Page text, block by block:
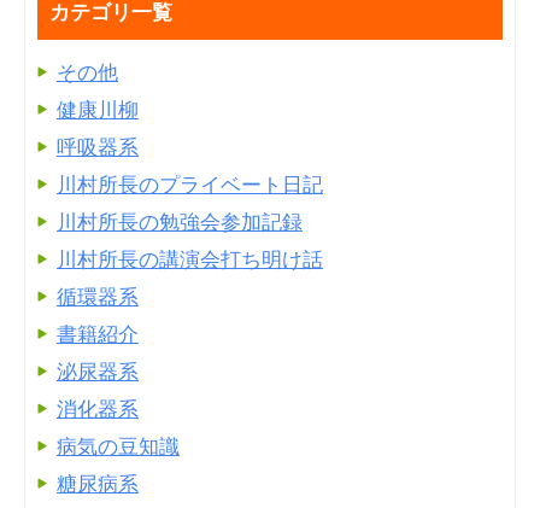
カテゴリ一覧
その他
健康川柳
呼吸器系
川村所長のプライベート日記
川村所長の勉強会参加記録
川村所長の講演会打ち明け話
循環器系
書籍紹介
泌尿器系
消化器系
病気の豆知識
糖尿病系